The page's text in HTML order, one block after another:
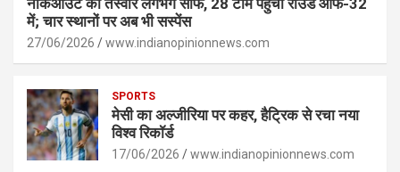
में; चार स्थानों पर अब भी सस्पेंस
27/06/2026 www.indianopinionnews.com
SPORTS
मेसी का अल्जीरिया पर कहर, हैट्रिक से रचा नया
विश्व रिकॉर्ड
17/06/2026 www.indianopinionnews.com